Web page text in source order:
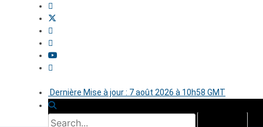
Dernière Mise à jour : 7 août 2026 à 10h58 GMT